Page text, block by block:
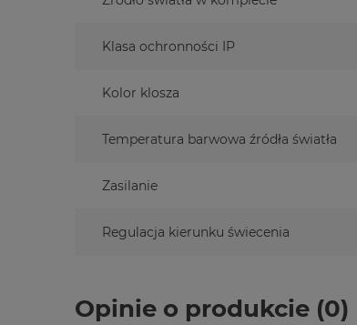
Klasa ochronności IP
Kolor klosza
Temperatura barwowa źródła światła
Zasilanie
Regulacja kierunku świecenia
Opinie o produkcie (0)